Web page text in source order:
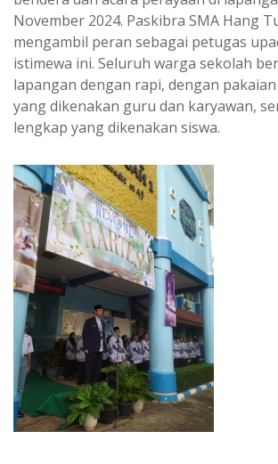
November 2024. Paskibra SMA Hang
mengambil peran sebagai petugas
istimewa ini. Seluruh warga sekolah
lapangan dengan rapi, dengan
yang dikenakan guru dan karyawan,
lengkap yang dikenakan siswa.